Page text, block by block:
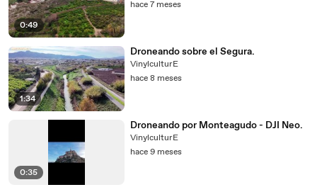
0:49
hace 7 meses
1:34
Droneando sobre el Segura.
VinylculturE
hace 8 meses
0:35
Droneando por Monteagudo - DJI Neo.
VinylculturE
hace 9 meses